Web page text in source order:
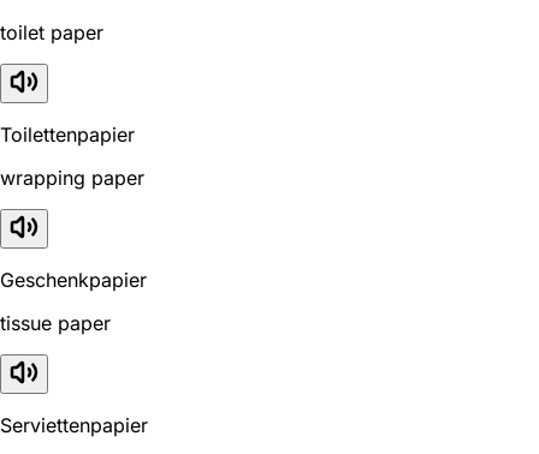
toilet paper
Toilettenpapier
wrapping paper
Geschenkpapier
tissue paper
Serviettenpapier